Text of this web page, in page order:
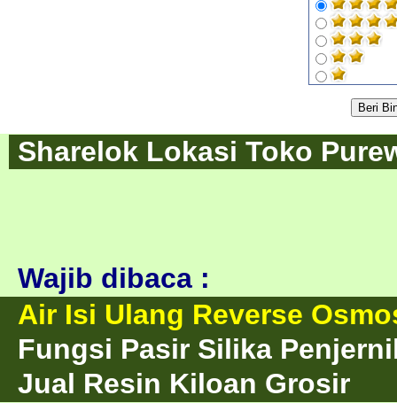
Sharelok Lokasi Toko
Wajib dibaca :
Air Isi Ulang Reverse
Fungsi Pasir Silika
Jual Resin Kiloan Grosir